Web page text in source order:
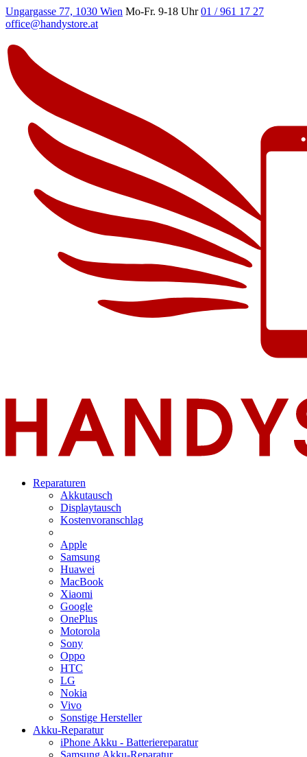
Ungargasse 77, 1030 Wien Mo-Fr. 9-18 Uhr 01 / 961 17 27
office@handystore.at
Reparaturen
Akkutausch
Displaytausch
Kostenvoranschlag
Apple
Samsung
Huawei
MacBook
Xiaomi
Google
OnePlus
Motorola
Sony
Oppo
HTC
LG
Nokia
Vivo
Sonstige Hersteller
Akku-Reparatur
iPhone Akku - Batteriereparatur